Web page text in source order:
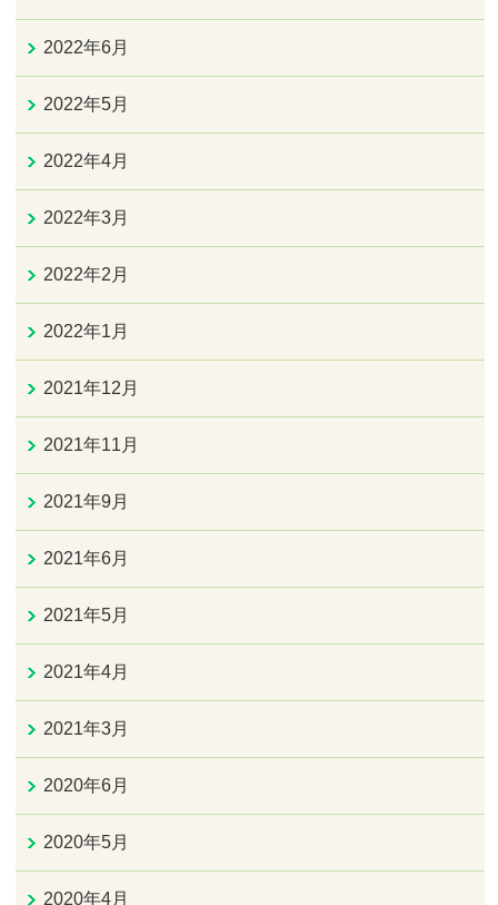
2022年6月
2022年5月
2022年4月
2022年3月
2022年2月
2022年1月
2021年12月
2021年11月
2021年9月
2021年6月
2021年5月
2021年4月
2021年3月
2020年6月
2020年5月
2020年4月